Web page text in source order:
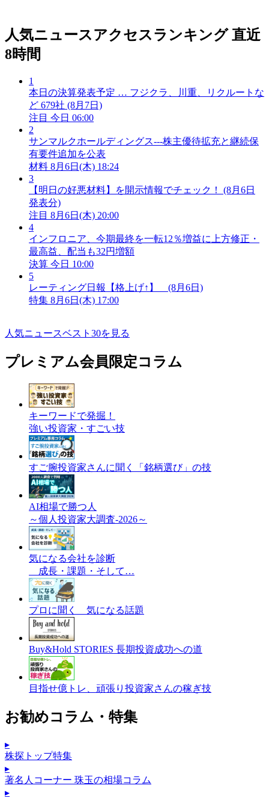
人気ニュースアクセスランキング 直近
8時間
1
本日の決算発表予定 … フジクラ、川重、リクルートな
ど 679社 (8月7日)
注目 今日 06:00
2
サンマルクホールディングス---株主優待拡充と継続保
有要件追加を公表
材料 8月6日(木) 18:24
3
【明日の好悪材料】を開示情報でチェック！ (8月6日
発表分)
注目 8月6日(木) 20:00
4
インフロニア、今期最終を一転12％増益に上方修正・
最高益、配当も32円増額
決算 今日 10:00
5
レーティング日報【格上げ↑】 (8月6日)
特集 8月6日(木) 17:00
人気ニュースベスト30を見る
プレミアム会員限定コラム
キーワードで発掘！
強い投資家・すごい技
すご腕投資家さんに聞く「銘柄選び」の技
AI相場で勝つ人
～個人投資家大調査-2026～
気になる会社を診断
成長・課題・そして…
プロに聞く 気になる話題
Buy&Hold STORIES 長期投資成功への道
目指せ億トレ、頑張り投資家さんの稼ぎ技
お勧めコラム・特集
▸
株探トップ特集
▸
著名人コーナー 珠玉の相場コラム
▸